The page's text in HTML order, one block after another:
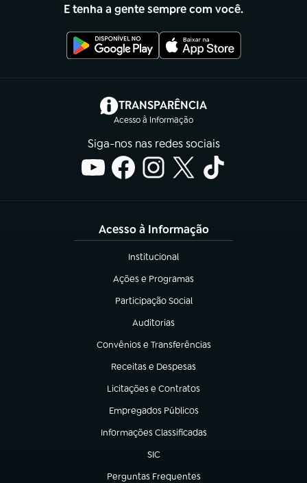
E tenha a gente sempre com você.
TRANSPARÊNCIA
Acesso à Informação
(abre em nova aba)
Siga-nos nas redes sociais
Acesso à Informação
Institucional
(abre em nova aba)
Ações e Programas
(abre em nova aba)
Participação Social
(abre em nova aba)
Auditorias
(abre em nova aba)
Convênios e Transferências
(abre em nova aba)
Receitas e Despesas
(abre em nova aba)
Licitações e Contratos
(abre em nova aba)
Empregados Públicos
(abre em nova aba)
Informações Classificadas
(abre em nova aba)
SIC
(abre em nova aba)
Perguntas Frequentes